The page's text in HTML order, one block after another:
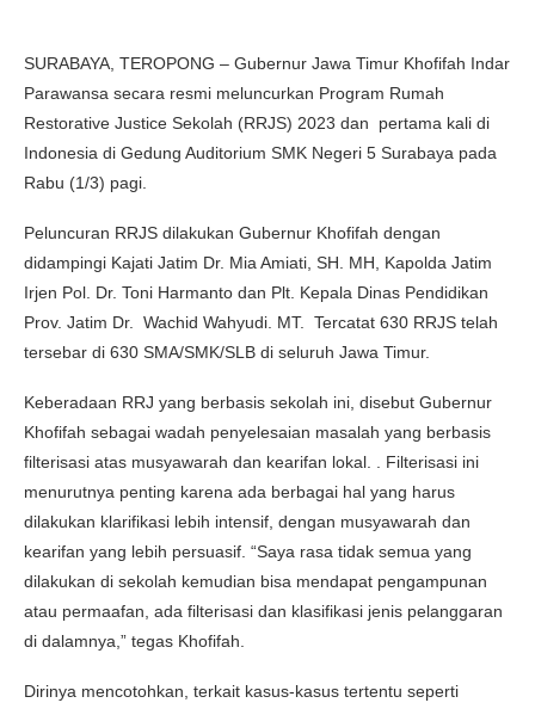
SURABAYA, TEROPONG – Gubernur Jawa Timur Khofifah Indar
Parawansa secara resmi meluncurkan Program Rumah
Restorative Justice Sekolah (RRJS) 2023 dan pertama kali di
Indonesia di Gedung Auditorium SMK Negeri 5 Surabaya pada
Rabu (1/3) pagi.
Peluncuran RRJS dilakukan Gubernur Khofifah dengan
didampingi Kajati Jatim Dr. Mia Amiati, SH. MH, Kapolda Jatim
Irjen Pol. Dr. Toni Harmanto dan Plt. Kepala Dinas Pendidikan
Prov. Jatim Dr. Wachid Wahyudi. MT. Tercatat 630 RRJS telah
tersebar di 630 SMA/SMK/SLB di seluruh Jawa Timur.
Keberadaan RRJ yang berbasis sekolah ini, disebut Gubernur
Khofifah sebagai wadah penyelesaian masalah yang berbasis
filterisasi atas musyawarah dan kearifan lokal. . Filterisasi ini
menurutnya penting karena ada berbagai hal yang harus
dilakukan klarifikasi lebih intensif, dengan musyawarah dan
kearifan yang lebih persuasif. “Saya rasa tidak semua yang
dilakukan di sekolah kemudian bisa mendapat pengampunan
atau permaafan, ada filterisasi dan klasifikasi jenis pelanggaran
di dalamnya,” tegas Khofifah.
Dirinya mencotohkan, terkait kasus-kasus tertentu seperti